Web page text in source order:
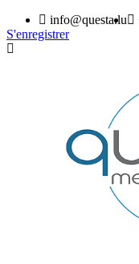
info@questa.lu
S'enregistrer